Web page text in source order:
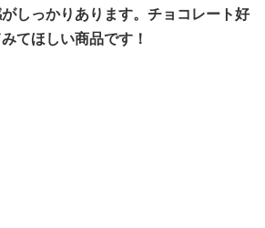
しっかりあります。チョコレート好
てほしい商品です！